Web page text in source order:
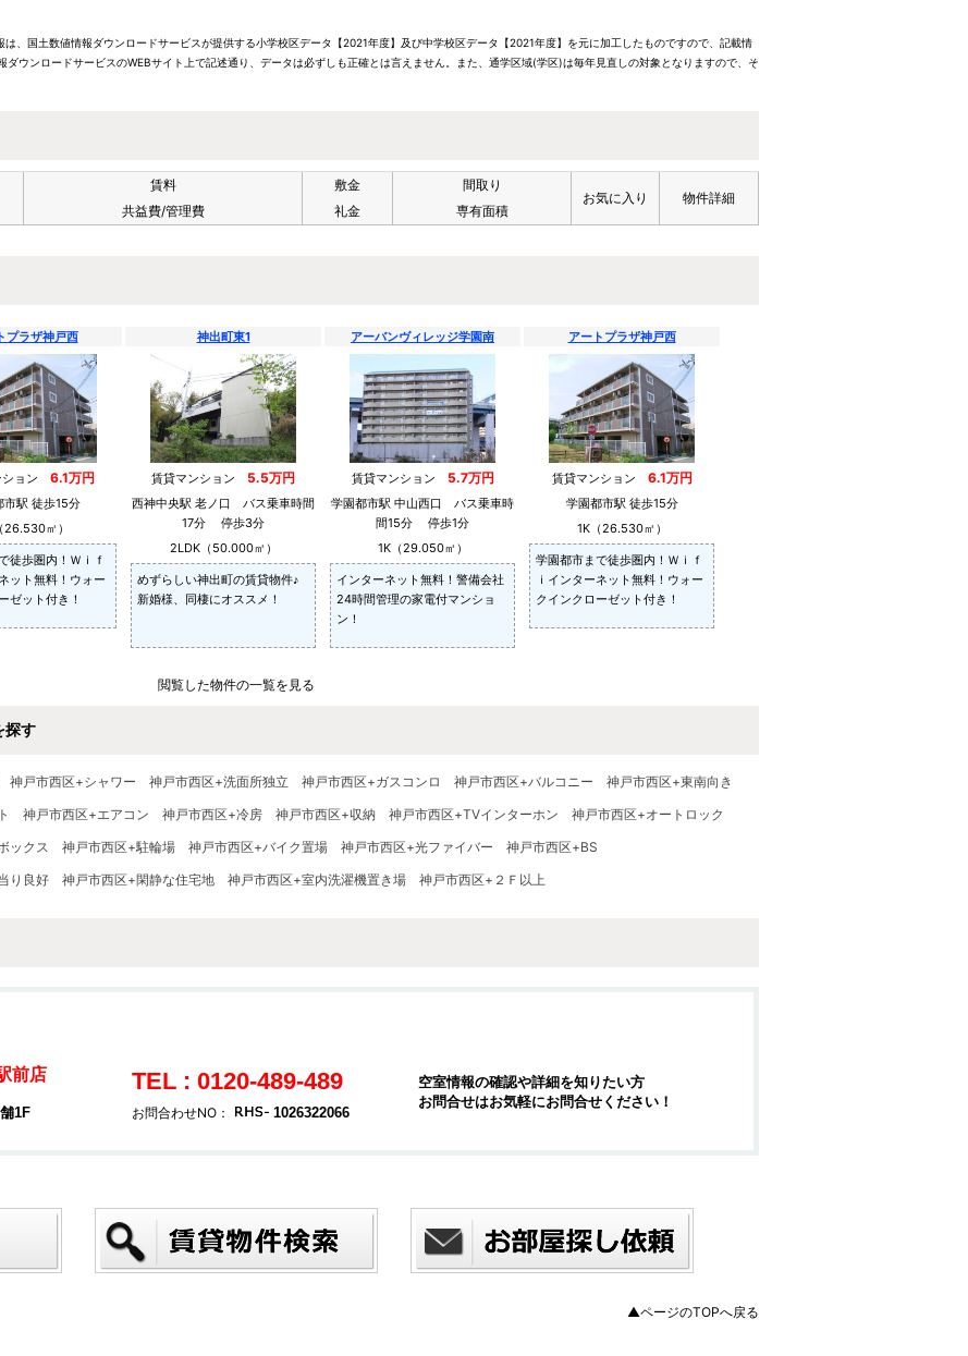
、国土数値情報ダウンロードサービスが提供する小学校区データ【2021年度】及び中学校区データ【2021年度】を元に加工したものですので、記載情
ウンロードサービスのWEBサイト上で記述通り、データは必ずしも正確とは言えません。また、通学区域(学区)は毎年見直しの対象となりますので、そ
賃料
共益費/管理費
敷金
礼金
間取り
専有面積
お気に入り 物件詳細
プラザ神戸西
ション 6.1万円
市駅 徒歩15分
26.530㎡）
徒歩圏内！Ｗｉｆ
ット無料！ウォー
ゼット付き！
神出町東1
賃貸マンション 5.5万円
西神中央駅 老ノ口 バス乗車時間
17分 停歩3分
2LDK（50.000㎡）
めずらしい神出町の賃貸物件♪
新婚様、同棲にオススメ！
アーバンヴィレッジ学園南
賃貸マンション 5.7万円
学園都市駅 中山西口 バス乗車時
間15分 停歩1分
1K（29.050㎡）
インターネット無料！警備会社
24時間管理の家電付マンショ
ン！
アートプラザ神戸西
賃貸マンション 6.1万円
学園都市駅 徒歩15分
1K（26.530㎡）
学園都市まで徒歩圏内！Ｗｉｆ
ｉインターネット無料！ウォー
クインクローゼット付き！
閲覧した物件の一覧を見る
探す
神戸市西区+シャワー 神戸市西区+洗面所独立 神戸市西区+ガスコンロ 神戸市西区+バルコニー
神戸市西区+東南向き
神戸市西区+エアコン 神戸市西区+冷房 神戸市西区+収納 神戸市西区+TVインターホン
神戸市西区+オートロック
ックス 神戸市西区+駐輪場 神戸市西区+バイク置場 神戸市西区+光ファイバー
神戸市西区+BS
り良好 神戸市西区+閑静な住宅地 神戸市西区+室内洗濯機置き場 神戸市西区+２Ｆ以上
前店
1F
TEL : 0120-489-489
お問合わせNO： 1026322066
空室情報の確認や詳細を知りたい方
お問合せはお気軽にお問合せください！
▲ページのTOPへ戻る